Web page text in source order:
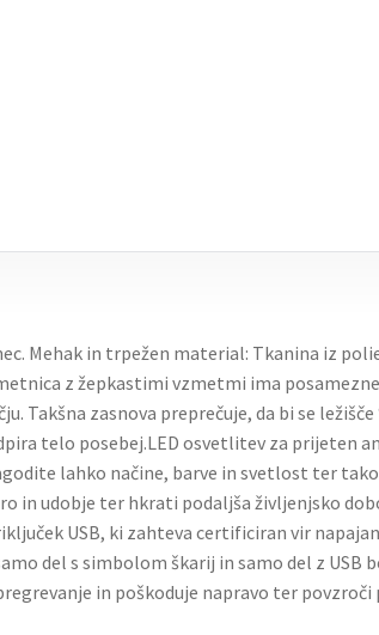
Mehak in trpežen material: Tkanina iz
z žepkastimi vzmetmi ima
zasnova preprečuje, da bi se
telo posebej.LED osvetlitev za prijeten
lahko načine, barve in svetlost ter
in udobje ter hkrati podaljša življenjsko
USB, ki zahteva certificiran vir
del s simbolom škarij in samo del z USB
in poškoduje napravo ter